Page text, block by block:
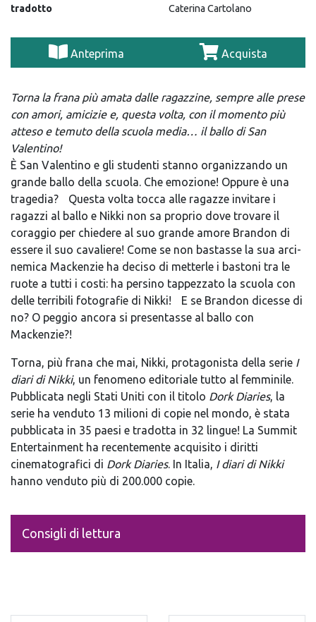
tradotto
Caterina Cartolano
Anteprima Acquista
Torna la frana più amata dalle ragazzine, sempre alle prese
con amori, amicizie e, questa volta, con il momento più
atteso e temuto della scuola media… il ballo di San
Valentino!
È San Valentino e gli studenti stanno organizzando un
grande ballo della scuola. Che emozione! Oppure è una
tragedia? Questa volta tocca alle ragazze invitare i
ragazzi al ballo e Nikki non sa proprio dove trovare il
coraggio per chiedere al suo grande amore Brandon di
essere il suo cavaliere! Come se non bastasse la sua arci-
nemica Mackenzie ha deciso di metterle i bastoni tra le
ruote a tutti i costi: ha persino tappezzato la scuola con
delle terribili fotografie di Nikki! E se Brandon dicesse di
no? O peggio ancora si presentasse al ballo con
Mackenzie?!
Torna, più frana che mai, Nikki, protagonista della serie I
diari di Nikki, un fenomeno editoriale tutto al femminile.
Pubblicata negli Stati Uniti con il titolo Dork Diaries, la
serie ha venduto 13 milioni di copie nel mondo, è stata
pubblicata in 35 paesi e tradotta in 32 lingue! La Summit
Entertainment ha recentemente acquisito i diritti
cinematografici di Dork Diaries. In Italia, I diari di Nikki
hanno venduto più di 200.000 copie.
Consigli di lettura